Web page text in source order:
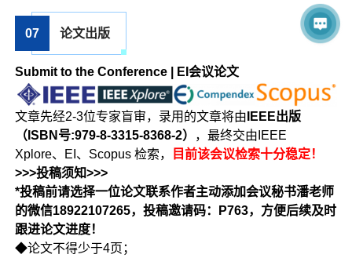
07 论文出版
Submit to the Conference | EI会议论文
文章先经2-3位专家盲审，录用的文章将由 IEEE出版
（ISBN号:979-8-3315-8368-2）
，最终交由IEEE
Xplore、EI、Scopus 检索，
目前该会议检索十分稳定！
>>>投稿须知>>>
*投稿前请选择一位论文联系作者主动添加会议秘书潘老师
的微信18922107265，投稿邀请码：P763，方便后续及时
跟进论文进度！
◆论文不得少于4页；